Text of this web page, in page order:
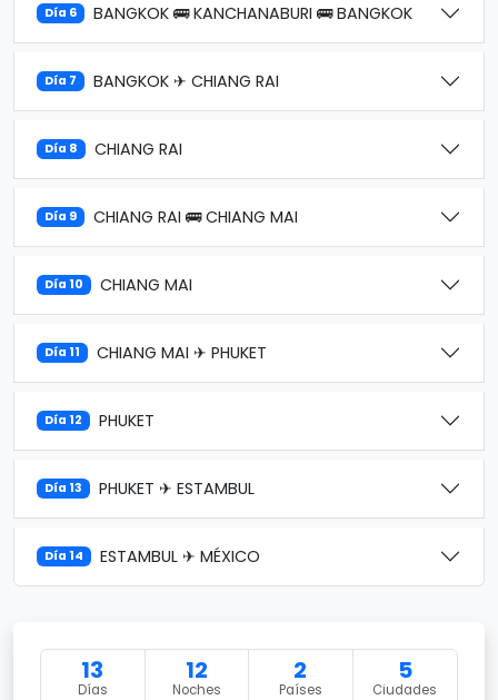
Día 6 BANGKOK 🚌 KANCHANABURI 🚌 BANGKOK
Día 7 BANGKOK ✈ CHIANG RAI
Día 8 CHIANG RAI
Día 9 CHIANG RAI 🚌 CHIANG MAI
Día 10 CHIANG MAI
Día 11 CHIANG MAI ✈ PHUKET
Día 12 PHUKET
Día 13 PHUKET ✈ ESTAMBUL
Día 14 ESTAMBUL ✈ MÉXICO
13
Días
12
Noches
2
Países
5
Ciudades